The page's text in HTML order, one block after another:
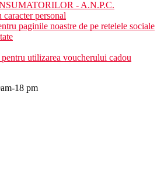
& bungalouri
(contra cost)
(contra cost)
cost)
- A.N.P.C.
caracter personal
paginile noastre de pe retelele sociale
utilizarea voucherului cadou
18 pm